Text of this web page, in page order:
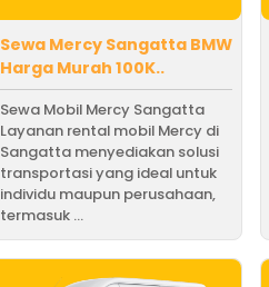
Sewa Mercy Sangatta BMW
Harga Murah 100K..
Sewa Mobil Mercy Sangatta
Layanan rental mobil Mercy di
Sangatta menyediakan solusi
transportasi yang ideal untuk
individu maupun perusahaan,
termasuk ...